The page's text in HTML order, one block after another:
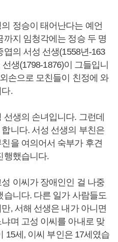
정승이 태어난다는 예언
지 임청각에는 정승 두 명
의 서성 선생(1558년-163
생(1798-1876)이 그들입니
손으로 모친들이 친정에 와
.
생의 손녀입니다. 그런데
니다. 서성 선생의 부친은
을 여의어서 숙부가 후견
행했습니다.
이씨가 장애인인 걸 나중
니다. 다른 일가 사람들도
, 서해 선생은 내가 아니면
며 고성 이씨를 아내로 맞
15세, 이씨 부인은 17세였습